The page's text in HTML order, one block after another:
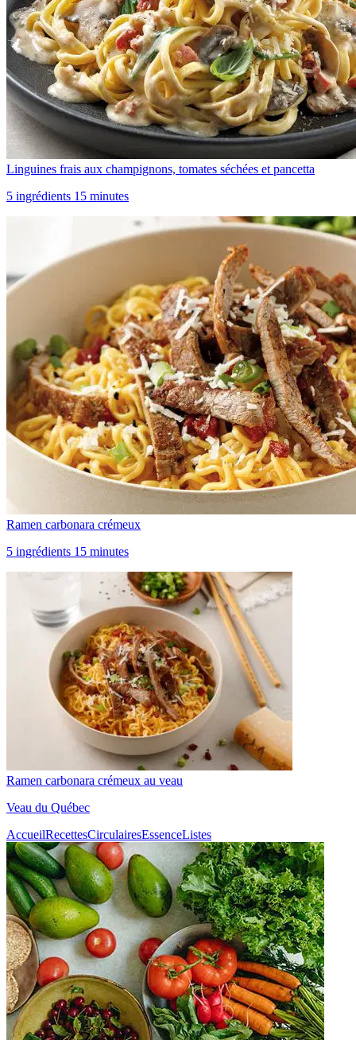
Linguines frais aux champignons, tomates séchées et pancetta
5 ingrédients 15 minutes
Ramen carbonara crémeux
5 ingrédients 15 minutes
Ramen carbonara crémeux au veau
Veau du Québec
AccueilRecettesCirculairesEssenceListes